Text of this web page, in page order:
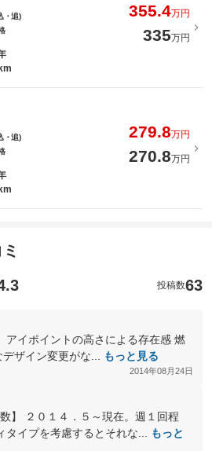
・追)
355.4万円
335万円
・追)
279.8万円
270.8万円
投稿数63
アイポイントの高さによる存在感 燃
ザイン変更がな...
もっと見る
2014年08月24日
】 ２０１４．５～現在。週１回程
タイプを考慮するとそれな...
もっと